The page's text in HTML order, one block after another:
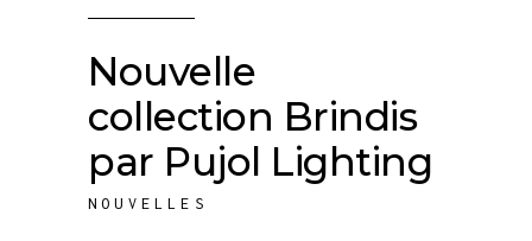
Nouvelle
collection Brindis
par Pujol Lighting
NOUVELLES